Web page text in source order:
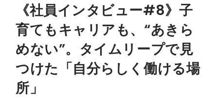
《社員インタビュー#8》子
育てもキャリアも、“あきら
めない”。タイムリープで見
つけた「自分らしく働ける場
所」